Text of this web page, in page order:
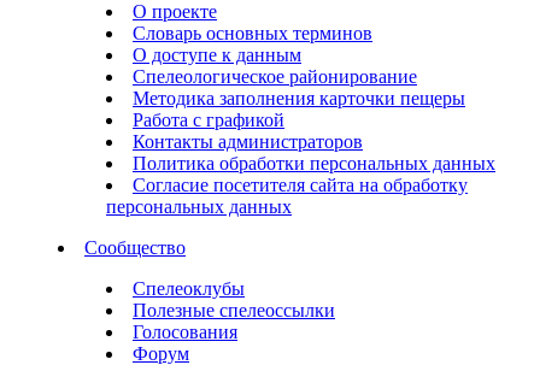
О проекте
Словарь основных терминов
О доступе к данным
Спелеологическое районирование
Методика заполнения карточки пещеры
Работа с графикой
Контакты администраторов
Политика обработки персональных данных
Согласие посетителя сайта на обработку
персональных данных
Сообщество
Спелеоклубы
Полезные спелеоссылки
Голосования
Форум